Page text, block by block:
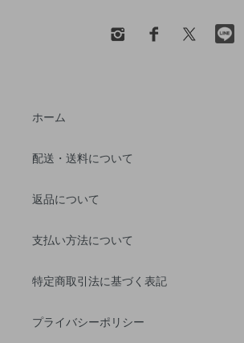
ホーム
配送・送料について
返品について
支払い方法について
特定商取引法に基づく表記
プライバシーポリシー